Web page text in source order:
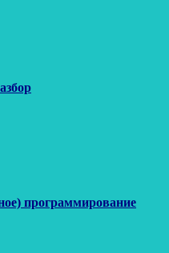
программирование